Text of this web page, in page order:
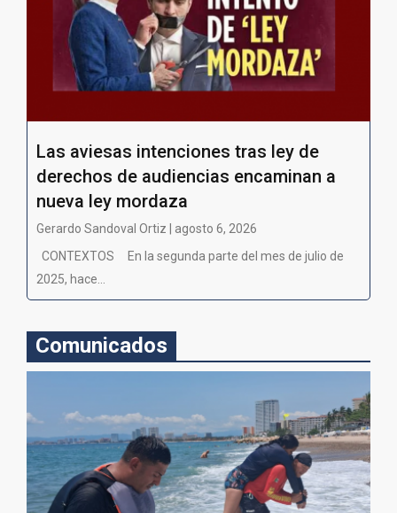
Las aviesas intenciones tras ley de
derechos de audiencias encaminan a
nueva ley mordaza
Gerardo Sandoval Ortiz | agosto 6, 2026
CONTEXTOS En la segunda parte del mes de julio de
2025, hace...
Comunicados